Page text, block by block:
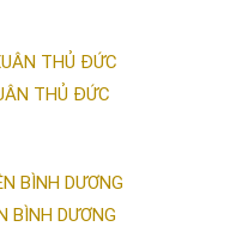
THỦ ĐỨC
BÌNH DƯƠNG